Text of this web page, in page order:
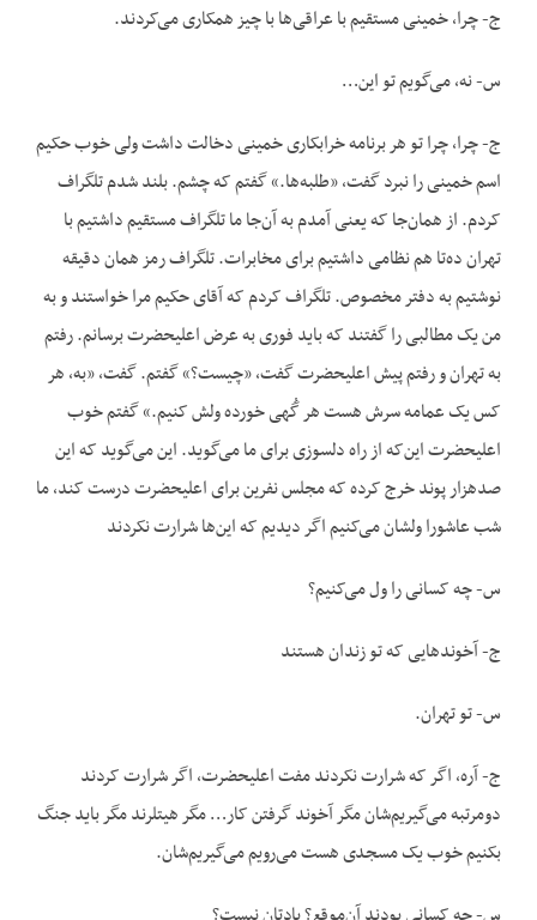
ج- چرا، خمینی مستقیم با عراقی‌ها با چیز همکاری می‌کردند.
س- نه، می‌گویم تو این…
ج- چرا، چرا تو هر برنامه خرابکاری خمینی دخالت داشت ولی خوب حکیم
اسم خمینی را نبرد گفت، «طلبه‌ها.» گفتم که چشم. بلند شدم تلگراف
کردم. از همان‌جا که یعنی آمدم به آن‌جا ما تلگراف مستقیم داشتیم با
تهران ده‌تا هم نظامی داشتیم برای مخابرات. تلگراف رمز همان دقیقه
نوشتیم به دفتر مخصوص. تلگراف کردم که آقای حکیم مرا خواستند و به
من یک مطالبی را گفتند که باید فوری به عرض اعلیحضرت برسانم. رفتم
به تهران و رفتم پیش اعلیحضرت گفت، «چیست؟» گفتم. گفت، «به، هر
کس یک عمامه سرش هست هر گُهی خورده ولش کنیم.» گفتم خوب
اعلیحضرت این‌که از راه دلسوزی برای ما می‌گوید. این می‌گوید که این
صدهزار پوند خرج کرده که مجلس نفرین برای اعلیحضرت درست کند، ما
شب عاشورا ولشان می‌کنیم اگر دیدیم که این‌ها شرارت نکردند
س- چه کسانی را ول می‌کنیم؟
ج- آخوندهایی که تو زندان هستند
س- تو تهران.
ج- آره، اگر که شرارت نکردند مفت اعلیحضرت، اگر شرارت کردند
دومرتبه می‌گیریم‌شان مگر آخوند گرفتن کار… مگر هیتلرند مگر باید جنگ
بکنیم خوب یک مسجدی هست می‌رویم می‌گیریم‌شان.